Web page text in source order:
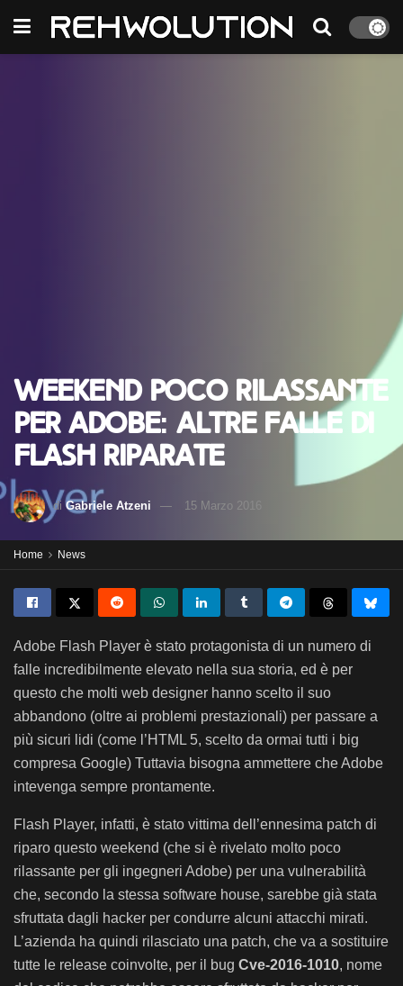
Weekend poco rilassante
per Adobe: altre falle di
Flash riparate
di Gabriele Atzeni 15 Marzo 2016
Home News
Adobe Flash Player è stato protagonista di un numero di
falle incredibilmente elevato nella sua storia, ed è per
questo che molti web designer hanno scelto il suo
abbandono (oltre ai problemi prestazionali) per passare a
più sicuri lidi (come l’HTML 5, scelto da ormai tutti i big
compresa Google) Tuttavia bisogna ammettere che Adobe
intevenga sempre prontamente.
Flash Player, infatti, è stato vittima dell’ennesima patch di
riparo questo weekend (che si è rivelato molto poco
rilassante per gli ingegneri Adobe) per una vulnerabilità
che, secondo la stessa software house, sarebbe già stata
sfruttata dagli hacker per condurre alcuni attacchi mirati.
L’azienda ha quindi rilasciato una patch, che va a sostituire
tutte le release coinvolte, per il bug Cve-2016-1010, nome